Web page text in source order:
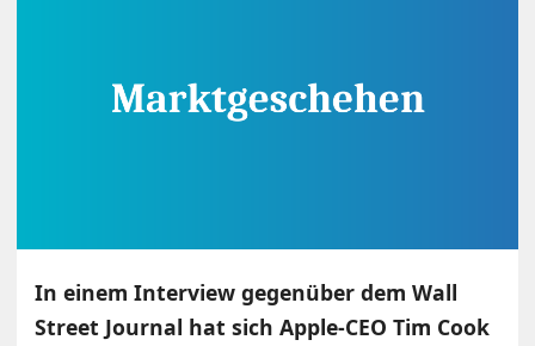
In einem Interview gegenüber dem Wall
Street Journal hat sich Apple-CEO Tim Cook